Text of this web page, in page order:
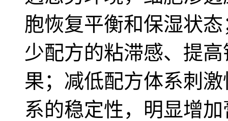
胞恢复平衡和保湿状
少配方的粘滞感、提
果；减低配方体系刺
系的稳定性，明显增